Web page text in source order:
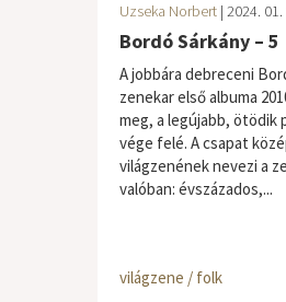
Uzseka Norbert | 2024. 01.
Bordó Sárkány – 5
A jobbára debreceni
zenekar első albuma
meg, a legújabb, ötödik
vége felé. A csapat
világzenének nevezi a
valóban: évszázados,...
világzene / folk